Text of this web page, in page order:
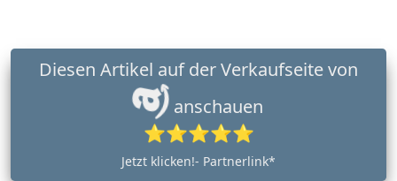
anschauen
⭐⭐⭐⭐⭐
Jetzt klicken!- Partnerlink*